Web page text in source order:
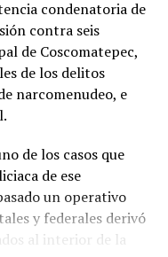
durante la
de accidentes se
región.
por algunos
de auxilio y el
de las autoridades.
de manera
condenatoria de
contra seis
de Coscomatepec,
de los delitos
narcomenudeo, e
de los casos que
de ese
un operativo
y federales derivó
al interior de la